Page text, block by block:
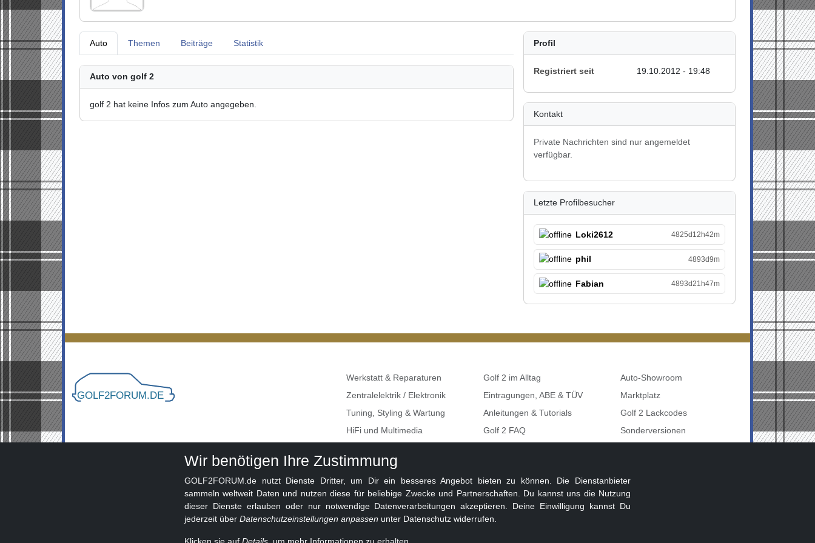
Auto Themen Beiträge Statistik
Auto von golf 2
golf 2 hat keine Infos zum Auto angegeben.
Profil
Registriert seit 19.10.2012 - 19:48
Kontakt
Private Nachrichten sind nur angemeldet
verfügbar.
Letzte Profilbesucher
Loki2612 4825d12h42m
phil 4893d9m
Fabian 4893d21h47m
Werkstatt & Reparaturen
Zentralelektrik / Elektronik
Tuning, Styling & Wartung
HiFi und Multimedia
Golf 2 im Alltag
Eintragungen, ABE & TÜV
Anleitungen & Tutorials
Golf 2 FAQ
Auto-Showroom
Marktplatz
Golf 2 Lackcodes
Sonderversionen
Wir benötigen Ihre Zustimmung
GOLF2FORUM.de nutzt Dienste Dritter, um Dir ein besseres Angebot bieten zu können. Die Dienstanbieter
sammeln weltweit Daten und nutzen diese für beliebige Zwecke und Partnerschaften. Du kannst uns die Nutzung
dieser Dienste erlauben oder nur notwendige Datenverarbeitungen akzeptieren. Deine Einwilligung kannst Du
jederzeit über Datenschutzeinstellungen anpassen unter Datenschutz widerrufen.